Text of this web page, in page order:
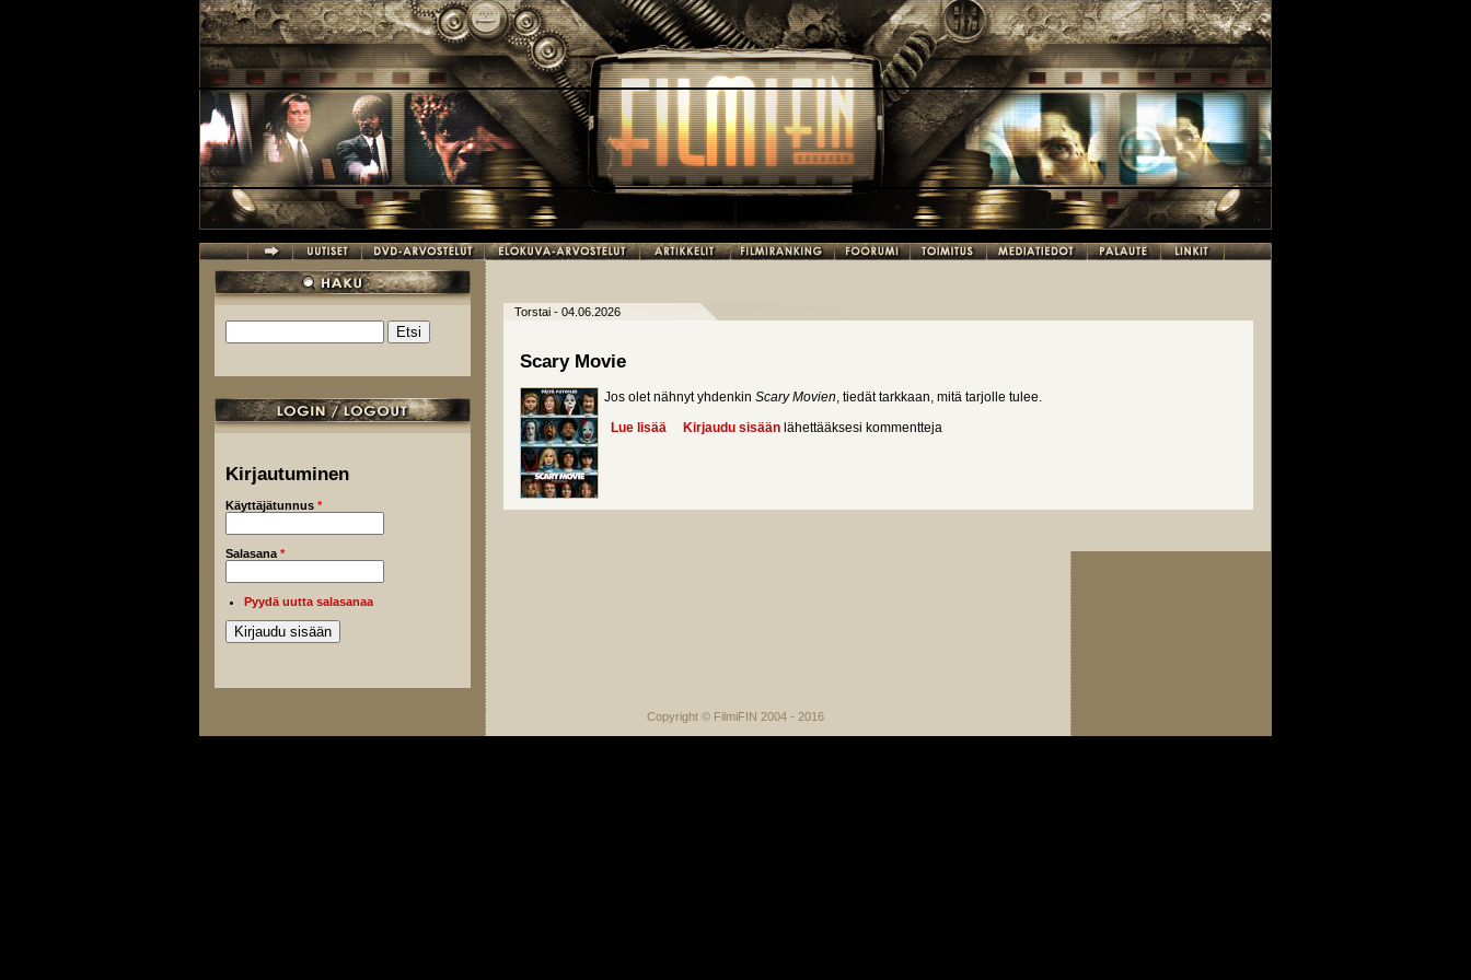
Hakulomake
Kirjautuminen
Käyttäjätunnus *
Salasana *
Pyydä uutta salasanaa
Torstai - 04.06.2026
Scary Movie
Jos olet nähnyt yhdenkin Scary Movien, tiedät tarkkaan, mitä tarjolle tulee.
Lue lisää about Scary Movie
Kirjaudu sisään lähettääksesi kommentteja
Copyright © FilmiFIN 2004 - 2016